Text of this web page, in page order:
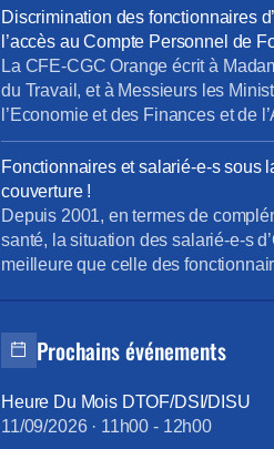
jusqu’à la fin de leur activité.
Discrimination des fonctionnaires
l’accès au Compte Personnel de
(CPF)
La CFE-CGC Orange écrit à
du Travail, et à Messieurs les
l’Economie et des Finances et de
Comptes Publics La « loi pour la
choisir son avenir professionnel »
septembre 2018, qui a pour
nouvelle société de compétences,
formation professionnelle en
Fonctionnaires et salarié-e-s sous
couverture !
Depuis 2001, en termes de
santé, la situation des salarié-e-s
meilleure que celle des
charge par l’entreprise ; les
souhaitent, s’assurent
450 € bruts annuels introduite en
Cette différence de traitement
Prochains événements
Heure Du Mois DTOF/DSI/DISU
11/09/2026· 11h00 - 12h00